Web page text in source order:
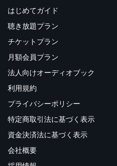
はじめてガイド
聴き放題プラン
チケットプラン
月額会員プラン
法人向けオーディオブック
利用規約
プライバシーポリシー
特定商取引法に基づく表示
資金決済法に基づく表示
会社概要